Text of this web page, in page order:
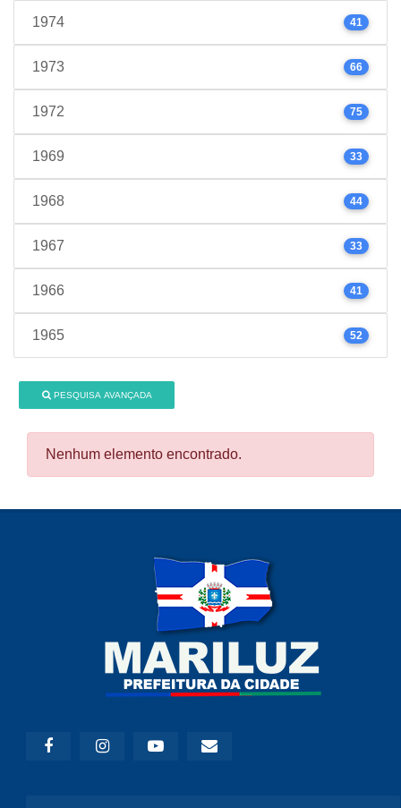
1974 41
1973 66
1972 75
1969 33
1968 44
1967 33
1966 41
1965 52
PESQUISA AVANÇADA
Nenhum elemento encontrado.